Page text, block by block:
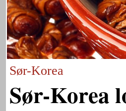
Sør-Korea
Sør-Korea